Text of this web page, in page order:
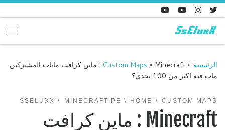
Skip to content
الرئيسية »
Custom Maps »
Minecraft : ماين كرافت مابات المشتركين
ماب فيه اكثر من 100 تحدي؟
CUSTOM MAPS
HOME
MINECRAFT PE
SSELUXX
Minecraft : ماين كرافت